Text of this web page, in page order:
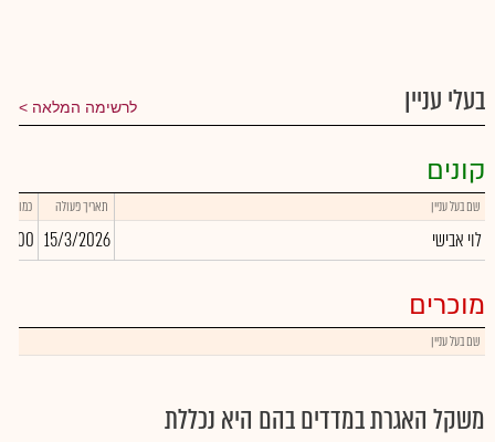
בעלי עניין לרשימה המלאה
קונים
שם בעל עניין תאריך פעולה כמות
לוי אבישי 15/3/2026
מוכרים
שם בעל עניין
משקל האגרת במדדים בהם היא נכללת